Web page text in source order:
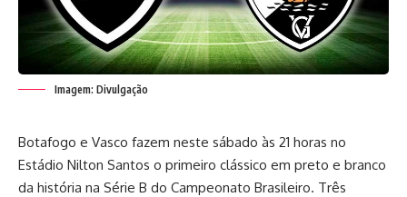
Imagem: Divulgação
Botafogo e Vasco fazem neste sábado às 21 horas no
Estádio Nilton Santos o primeiro clássico em preto e branco
da história na Série B do Campeonato Brasileiro. Três